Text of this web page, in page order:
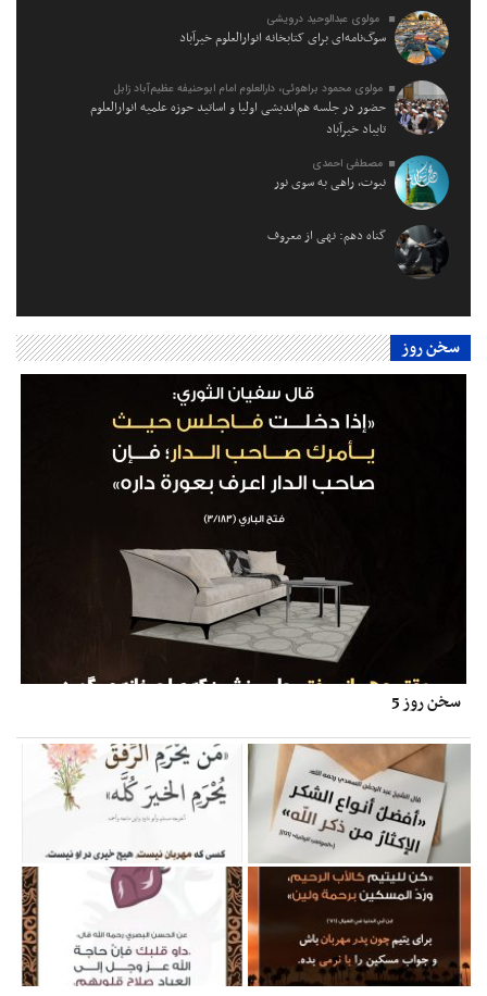
مولوی عبدالوحید درویشی
سوگ‌نامه‌ای برای کتابخانه انوارالعلوم خیرآباد
مولوی محمود براهوئی، دارالعلوم امام ابوحنیفه عظیم‌آباد زابل
حضور در جلسه هم‌اندیشی اولیا و اساتید حوزه علمیه انوارالعلوم
تایباد خیرآباد
مصطفی احمدی
نبوت، راهی به سوی نور
گناه دهم: نهی از معروف
سخن روز
سخن روز 5